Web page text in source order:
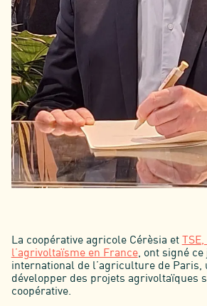
La coopérative agricole Cérèsia et
l’agrivoltaïsme en France, ont signé ce
international de l’agriculture de
développer des projets agrivoltaïques
coopérative.